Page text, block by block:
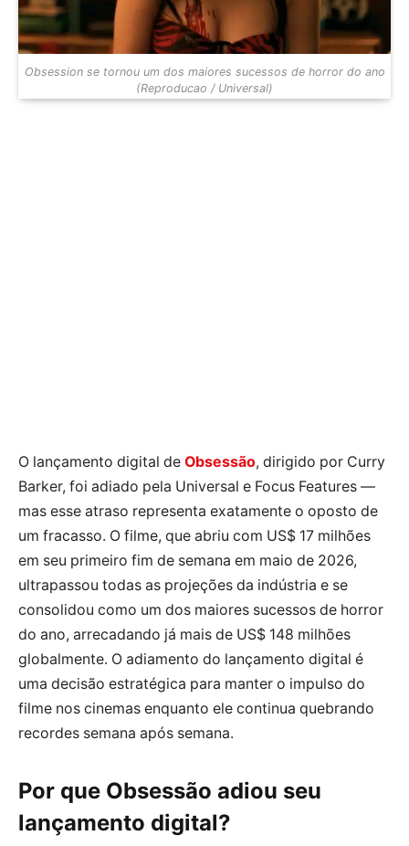
Obsession se tornou um dos maiores sucessos de horror do ano
(Reproducao / Universal)
O lançamento digital de Obsessão, dirigido por Curry
Barker, foi adiado pela Universal e Focus Features —
mas esse atraso representa exatamente o oposto de
um fracasso. O filme, que abriu com US$ 17 milhões
em seu primeiro fim de semana em maio de 2026,
ultrapassou todas as projeções da indústria e se
consolidou como um dos maiores sucessos de horror
do ano, arrecadando já mais de US$ 148 milhões
globalmente. O adiamento do lançamento digital é
uma decisão estratégica para manter o impulso do
filme nos cinemas enquanto ele continua quebrando
recordes semana após semana.
Por que Obsessão adiou seu
lançamento digital?